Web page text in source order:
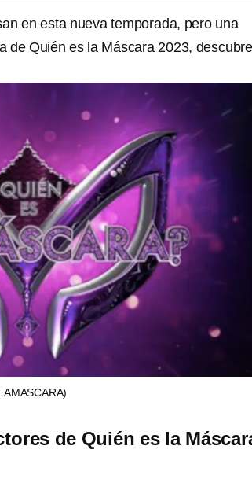
en esta nueva temporada, pero una
de Quién es la Máscara 2023,
de Quién es la